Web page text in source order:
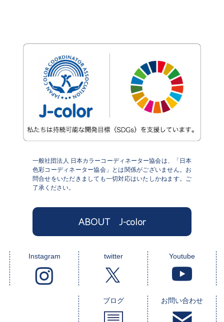
一般社団法人 日本カラーコーディネーター協会は、「日本
色彩コーディネーター協会」とは関係がございません。お
問合せをいただきましても一切対応はいたしかねます。ご
了承ください。
ABOUT J-color
Instagram twitter Youtube
ブログ お問い合わせ